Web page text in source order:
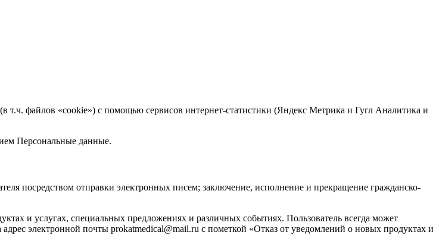
т.ч. файлов «cookie») с помощью сервисов интернет-статистики (Яндекс Метрика и Гугл Аналитика и
Персональные данные.
посредством отправки электронных писем; заключение, исполнение и прекращение гражданско-
и услугах, специальных предложениях и различных событиях. Пользователь всегда может
электронной почты prokatmedical@mail.ru с пометкой «Отказ от уведомлений о новых продуктах и